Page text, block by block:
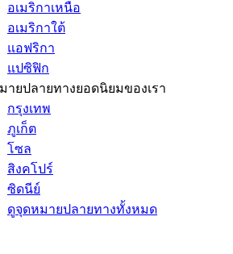
อเมริกาเหนือ
อเมริกาใต้
แอฟริกา
แปซิฟิก
ายปลายทางยอดนิยมของเรา
กรุงเทพ
ภูเก็ต
โซล
สิงคโปร์
ซิดนีย์
ดูจุดหมายปลายทางทั้งหมด